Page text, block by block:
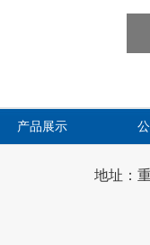
产品展示
地址：